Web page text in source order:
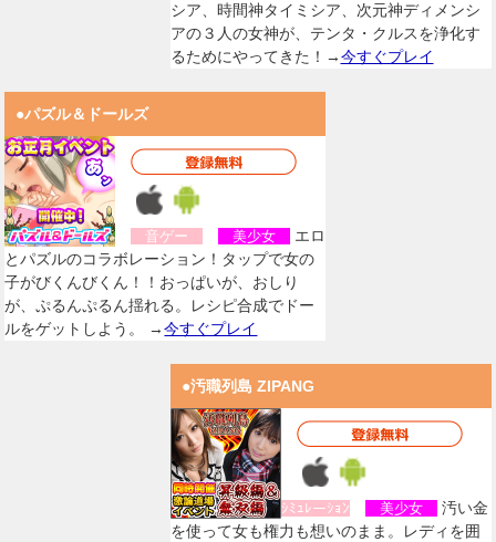
シア、時間神タイミシア、次元神ディメンシ
アの３人の女神が、テンタ・クルスを浄化す
るためにやってきた！→今すぐプレイ
●パズル＆ドールズ
音ゲー 美少女
エロ
とパズルのコラボレーション！タップで女の
子がびくんびくん！！おっぱいが、おしり
が、ぷるんぷるん揺れる。レシピ合成でドー
ルをゲットしよう。 →今すぐプレイ
●汚職列島 ZIPANG
ｼﾐｭﾚーｼｮﾝ 美少女
汚い金
を使って女も権力も想いのまま。レディを囲